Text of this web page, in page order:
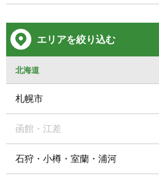
エリアを絞り込む
北海道
札幌市
函館・江差
石狩・小樽・室蘭・浦河